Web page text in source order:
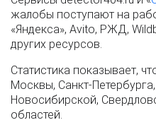
жалобы поступают на
«Яндекса», Avito, РЖД,
других ресурсов.
Статистика показывает,
Москвы, Санкт-
Новосибирской,
областей.